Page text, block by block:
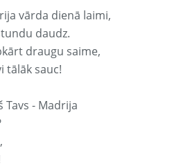
vārda dienā laimi,
daudz.
draugu saime,
tālāk sauc!
Tavs - Madrija